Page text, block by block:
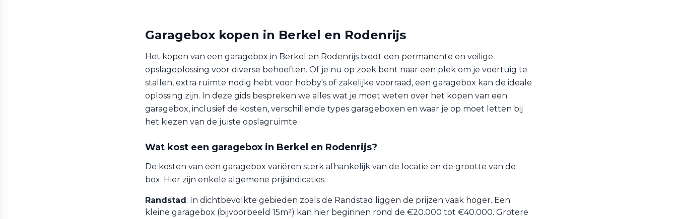
Garagebox kopen in Berkel en Rodenrijs
Het kopen van een garagebox in Berkel en Rodenrijs biedt een permanente en veilige
opslagoplossing voor diverse behoeften. Of je nu op zoek bent naar een plek om je voertuig te
stallen, extra ruimte nodig hebt voor hobby's of zakelijke voorraad, een garagebox kan de ideale
oplossing zijn. In deze gids bespreken we alles wat je moet weten over het kopen van een
garagebox, inclusief de kosten, verschillende types garageboxen en waar je op moet letten bij
het kiezen van de juiste opslagruimte.
Wat kost een garagebox in Berkel en Rodenrijs?
De kosten van een garagebox variëren sterk afhankelijk van de locatie en de grootte van de
box. Hier zijn enkele algemene prijsindicaties:
Randstad: In dichtbevolkte gebieden zoals de Randstad liggen de prijzen vaak hoger. Een
kleine garagebox (bijvoorbeeld 15m²) kan hier beginnen rond de €20.000 tot €40.000. Grotere